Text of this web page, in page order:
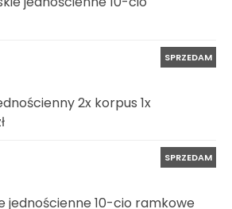
SPRZEDAM
2x korpus 1x
SPRZEDAM
jednościenne 10-cio ramkowe